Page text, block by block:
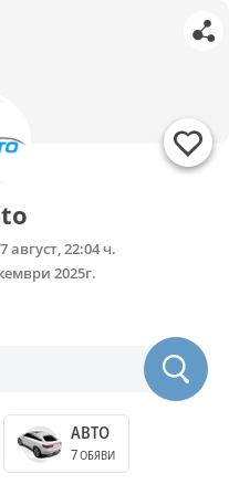
август, 22:04 ч.
2025г.
АВТО
7ОБЯВИ